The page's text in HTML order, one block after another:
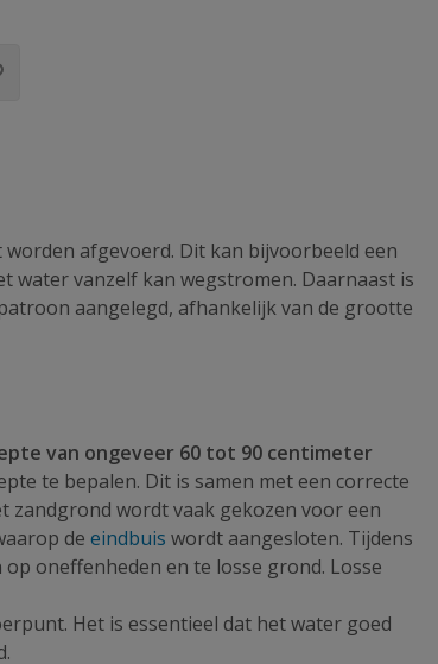
afgevoerd. Dit kan bijvoorbeeld een
water vanzelf kan wegstromen. Daarnaast is
aangelegd, afhankelijk van de grootte
van ongeveer 60 tot 90 centimeter
te bepalen. Dit is samen met een correcte
zandgrond wordt vaak gekozen voor een
de eindbuis wordt aangesloten. Tijdens
oneffenheden en te losse grond. Losse
Het is essentieel dat het water goed